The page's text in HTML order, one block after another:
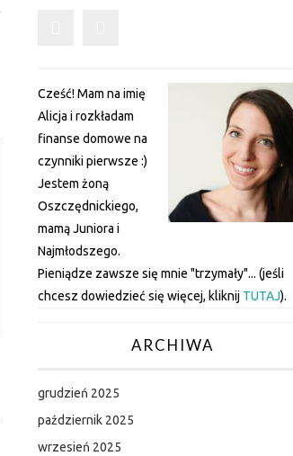
Cześć! Mam na imię
Alicja i rozkładam
finanse domowe na
czynniki pierwsze :)
Jestem żoną
Oszczędnickiego,
mamą Juniora i
Najmłodszego.
Pieniądze zawsze się mnie "trzymały"... (jeśli
chcesz dowiedzieć się więcej, kliknij TUTAJ).
ARCHIWA
grudzień 2025
październik 2025
wrzesień 2025